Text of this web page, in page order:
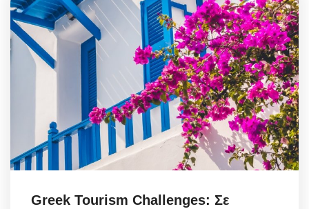
Greek Tourism Challenges: Σε